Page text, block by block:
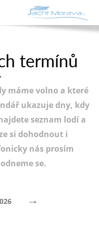
termínů
máme volno a které
ukazuje dny, kdy
seznam lodí a
si dohodnout i
nás prosím
se.
→